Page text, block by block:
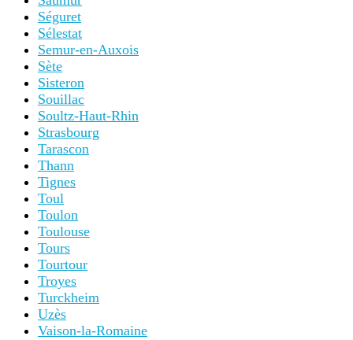
Séguret
Sélestat
Semur-en-Auxois
Sète
Sisteron
Souillac
Soultz-Haut-Rhin
Strasbourg
Tarascon
Thann
Tignes
Toul
Toulon
Toulouse
Tours
Tourtour
Troyes
Turckheim
Uzès
Vaison-la-Romaine